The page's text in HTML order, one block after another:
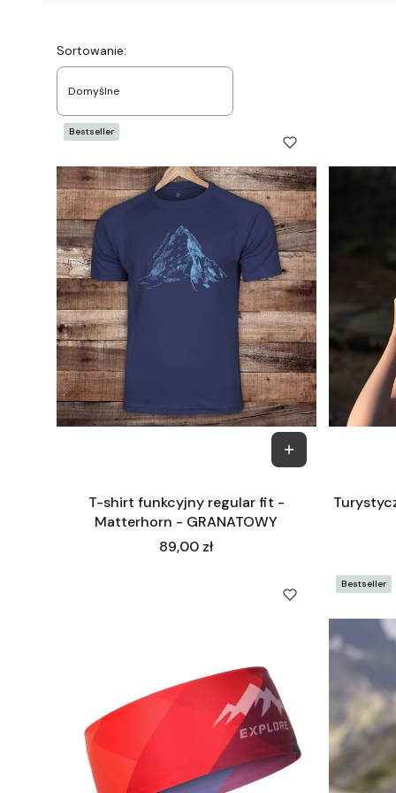
Lista produktów
Sortowanie:
Domyślne
Bestseller
T-shirt funkcyjny regular fit -
Matterhorn - GRANATOWY
Cena
89,00 zł
Bestseller